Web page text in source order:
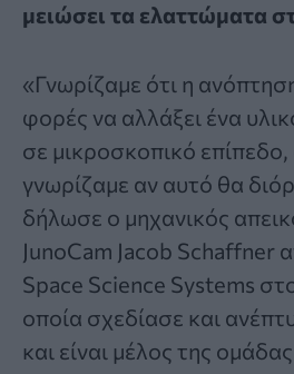
μειώσει τα ελαττώματα
«Γνωρίζαμε ότι η
φορές να αλλάξει ένα
σε μικροσκοπικό
γνωρίζαμε αν αυτό θα
δήλωσε ο μηχανικός
JunoCam Jacob Schaffner
Space Science Systems
οποία σχεδίασε και
και είναι μέλος της